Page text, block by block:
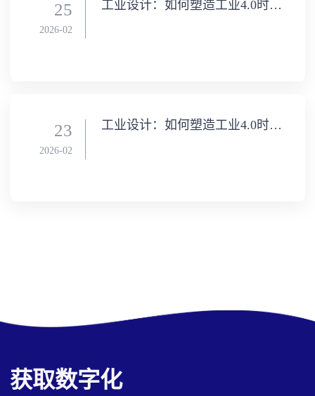
25
2026-02
工业设计：如何塑造工业4.0时代的竞争新优势（二）
23
2026-02
工业设计：如何塑造工业4.0时代的竞争新优势（一）
获取数字化